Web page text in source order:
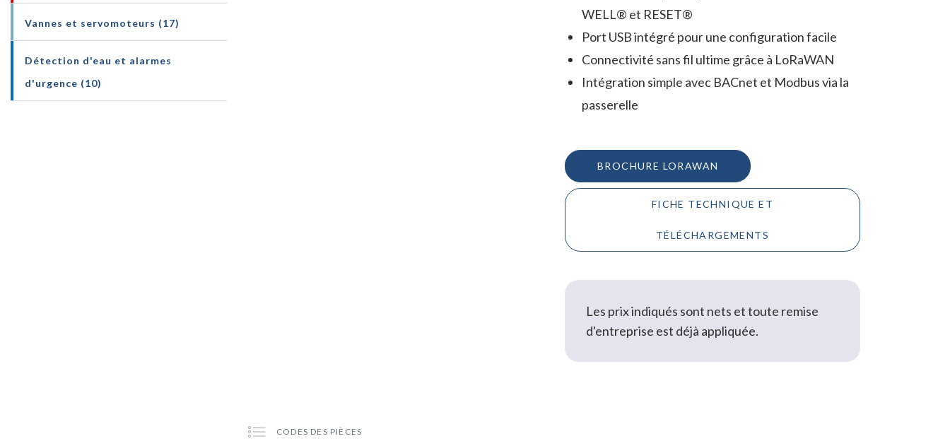
Vannes et servomoteurs (17)
Détection d'eau et alarmes
d'urgence (10)
WELL® et RESET®
Port USB intégré pour une configuration facile
Connectivité sans fil ultime grâce à LoRaWAN
Intégration simple avec BACnet et Modbus via la
passerelle
BROCHURE LORAWAN
FICHE TECHNIQUE ET
TÉLÉCHARGEMENTS
Les prix indiqués sont nets et toute remise
d'entreprise est déjà appliquée.
CODES DES PIÈCES